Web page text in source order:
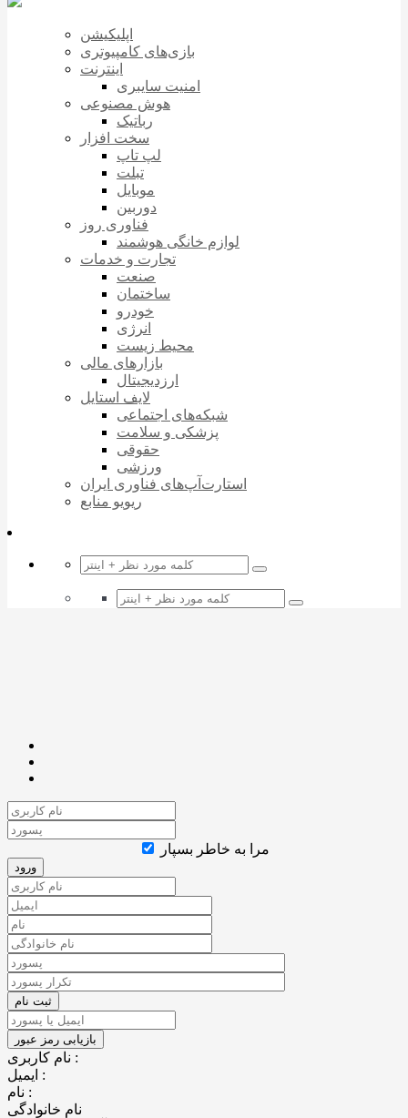
اپلیکیشن
بازی‌های کامپیوتری
اینترنت
امنیت سایبری
هوش مصنوعی
رباتیک
سخت افزار
لپ تاپ
تبلت
موبایل
دوربین
فناوری روز
لوازم خانگی هوشمند
تجارت و خدمات
صنعت
ساختمان
خودرو
انرژی
محیط زیست
بازارهای مالی
ارزدیجیتال
لایف استایل
شبکه‌های اجتماعی
پزشکی و سلامت
حقوقی
ورزشی
استارت‌آپ‌های فناوری ایران
ریویو منابع
مرا به خاطر بسپار
نام کاربری :
ایمیل :
نام :
نام خانوادگی